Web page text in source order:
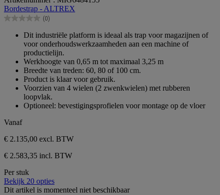
van
de
5
Bordestrap - ALTREX
(0)
0.0
sterren.
Dit industriële platform is ideaal als trap voor magazijnen of
voor onderhoudswerkzaamheden aan een machine of
productielijn.
Werkhoogte van 0,65 m tot maximaal 3,25 m
Breedte van treden: 60, 80 of 100 cm.
Product is klaar voor gebruik.
Voorzien van 4 wielen (2 zwenkwielen) met rubberen
loopvlak.
Optioneel: bevestigingsprofielen voor montage op de vloer
Vanaf
€ 2.135,00 excl. BTW
€ 2.583,35 incl. BTW
Per stuk
Bekijk 20 opties
Dit artikel is momenteel niet beschikbaar